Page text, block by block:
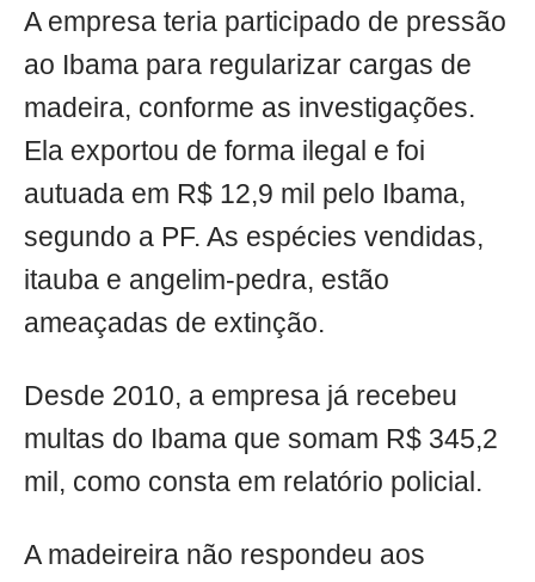
A empresa teria participado de pressão
ao Ibama para regularizar cargas de
madeira, conforme as investigações.
Ela exportou de forma ilegal e foi
autuada em R$ 12,9 mil pelo Ibama,
segundo a PF. As espécies vendidas,
itauba e angelim-pedra, estão
ameaçadas de extinção.
Desde 2010, a empresa já recebeu
multas do Ibama que somam R$ 345,2
mil, como consta em relatório policial.
A madeireira não respondeu aos